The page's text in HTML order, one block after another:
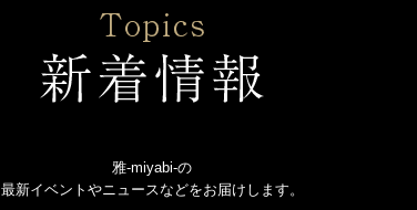
雅-miyabi-の
最新イベントやニュースなどをお届けします。